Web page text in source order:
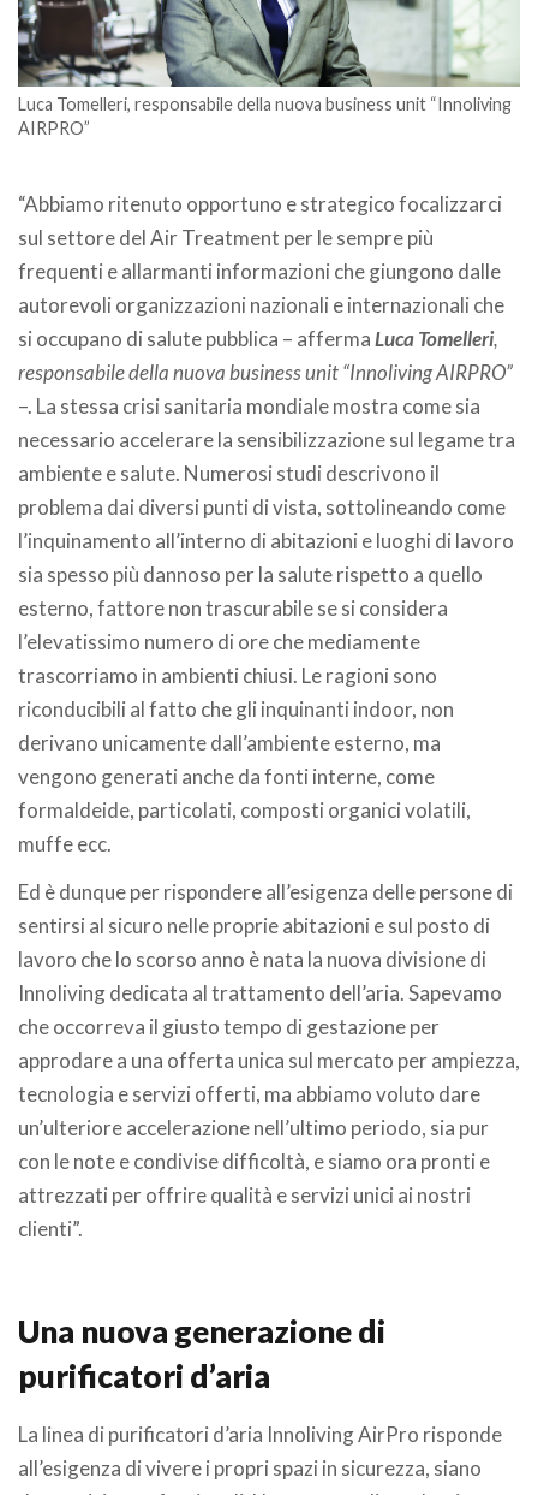
Luca Tomelleri, responsabile della nuova business unit “Innoliving
AIRPRO”
“Abbiamo ritenuto opportuno e strategico focalizzarci
sul settore del Air Treatment per le sempre più
frequenti e allarmanti informazioni che giungono dalle
autorevoli organizzazioni nazionali e internazionali che
si occupano di salute pubblica – affermaLuca Tomelleri,
responsabile della nuova business unit “Innoliving AIRPRO”
–. La stessa crisi sanitaria mondiale mostra come sia
necessario accelerare la sensibilizzazione sul legame tra
ambiente e salute. Numerosi studi descrivono il
problema dai diversi punti di vista, sottolineando come
l’inquinamento all’interno di abitazioni e luoghi di lavoro
sia spesso più dannoso per la salute rispetto a quello
esterno, fattore non trascurabile se si considera
l’elevatissimo numero di ore che mediamente
trascorriamo in ambienti chiusi. Le ragioni sono
riconducibili al fatto che gli inquinanti indoor, non
derivano unicamente dall’ambiente esterno, ma
vengono generati anche da fonti interne, come
formaldeide, particolati, composti organici volatili,
muffe ecc.
Ed è dunque per rispondere all’esigenza delle persone di
sentirsi al sicuro nelle proprie abitazioni e sul posto di
lavoro che lo scorso anno è nata la nuova divisione di
Innoliving dedicata al trattamento dell’aria. Sapevamo
che occorreva il giusto tempo di gestazione per
approdare a una offerta unica sul mercato per ampiezza,
tecnologia e servizi offerti, ma abbiamo voluto dare
un’ulteriore accelerazione nell’ultimo periodo, sia pur
con le note e condivise difficoltà, e siamo ora pronti e
attrezzati per offrire qualità e servizi unici ai nostri
clienti”.
Una nuova generazione di
purificatori d’aria
La linea di purificatori d’aria Innoliving AirPro risponde
all’esigenza di vivere i propri spazi in sicurezza, siano